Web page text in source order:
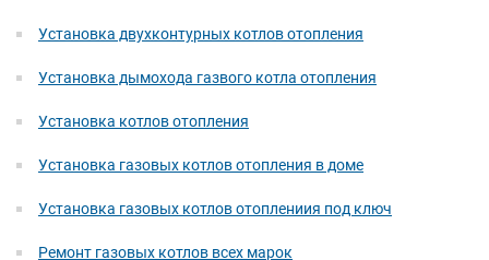
Установка двухконтурных котлов отопления
Установка дымохода газвого котла отопления
Установка котлов отопления
Установка газовых котлов отопления в доме
Установка газовых котлов отоплениия под ключ
Ремонт газовых котлов всех марок